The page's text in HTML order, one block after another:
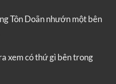
Tôn Doãn nhướn một bên
xem có thứ gì bên trong